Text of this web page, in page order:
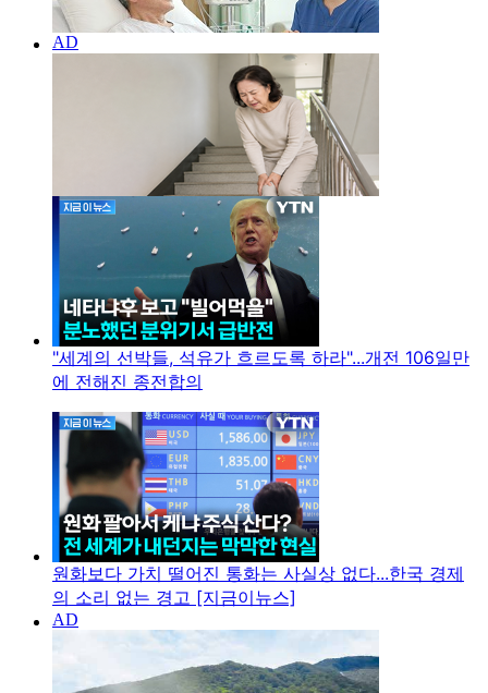
"세계의 선박들, 석유가 흐르도록 하라"...개전 106일만
에 전해진 종전합의
원화보다 가치 떨어진 통화는 사실상 없다...한국 경제
의 소리 없는 경고 [지금이뉴스]